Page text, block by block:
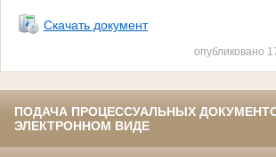
Скачать документ
опубликовано
ПОДАЧА ПРОЦЕССУАЛЬНЫХ
ЭЛЕКТРОННОМ ВИДЕ